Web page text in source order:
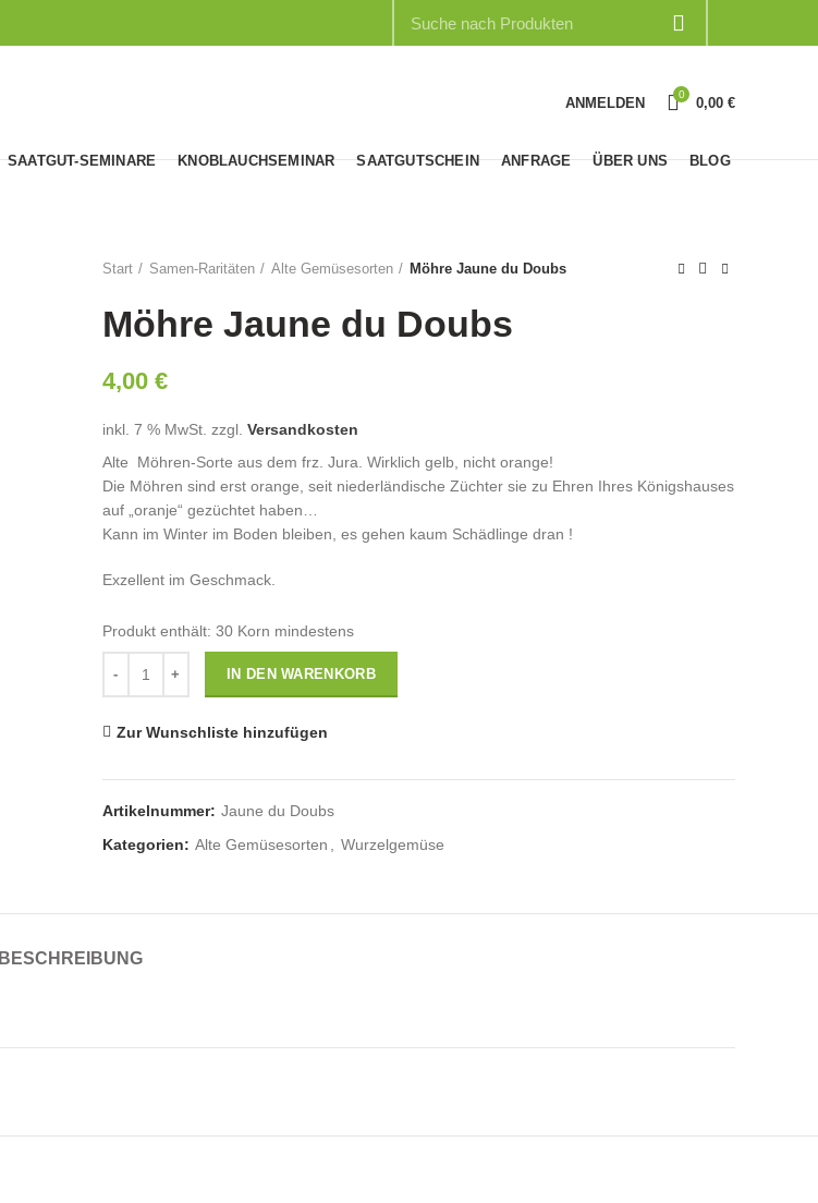
ANMELDEN 0 0,00 €
SAATGUT-SEMINARE KNOBLAUCHSEMINAR SAATGUTSCHEIN ANFRAGE ÜBER UNS BLOG
Start Samen-Raritäten Alte Gemüsesorten Möhre Jaune du Doubs
Möhre Jaune du Doubs
4,00 €
inkl. 7 % MwSt. zzgl. Versandkosten
Alte Möhren-Sorte aus dem frz. Jura. Wirklich gelb, nicht orange!
Die Möhren sind erst orange, seit niederländische Züchter sie zu Ehren Ihres Königshauses
auf „oranje“ gezüchtet haben…
Kann im Winter im Boden bleiben, es gehen kaum Schädlinge dran !
Exzellent im Geschmack.
Produkt enthält: 30 Korn mindestens
IN DEN WARENKORB
Zur Wunschliste hinzufügen
Artikelnummer: Jaune du Doubs
Kategorien: Alte Gemüsesorten Wurzelgemüse
BESCHREIBUNG